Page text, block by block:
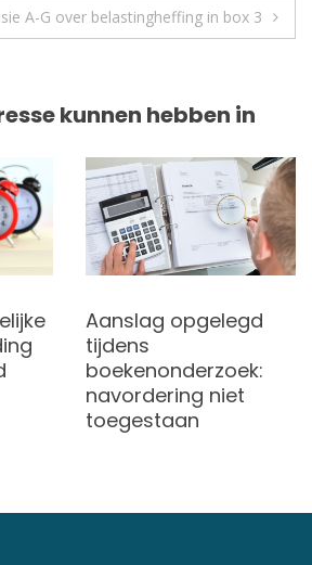
A-G over belastingheffing in box 3
kunnen hebben in
Aanslag opgelegd
tijdens
boekenonderzoek:
navordering niet
toegestaan